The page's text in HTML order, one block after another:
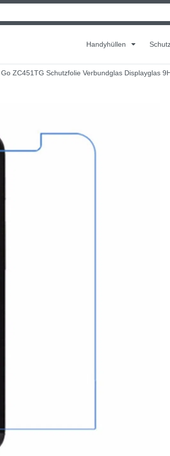
Handyhüllen
ZC451TG Schutzfolie Verbundglas Displayglas